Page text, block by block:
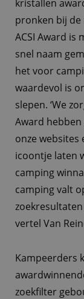
kristallen
pronken bij de
ACSI Award is
snel naam
het voor
waardevol is
slepen. ‘We
Award
onze websites
icoontje laten
camping
camping valt
vertel Van
Kampeerders
zoekfilter